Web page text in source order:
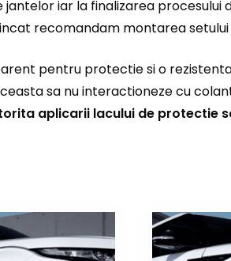
iar la finalizarea
recomandam montarea
pentru protectie si o
sa nu interactioneze cu
aplicarii lacului de protectie